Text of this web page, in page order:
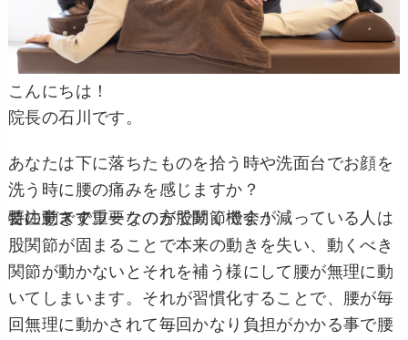
こんにちは！
院長の石川です。
あなたは下に落ちたものを拾う時や洗面台でお顔を
洗う時に腰の痛みを感じますか？
この動きで重要なのが股関節です！
特にデスクワークの方で動く機会が減っている人は要注意です。
股関節が固まることで本来の動きを失い、動くべき
関節が動かないとそれを補う様にして腰が無理に動
いてしまいます。それが習慣化することで、腰が毎
回無理に動かされて毎回かなり負担がかかる事で腰